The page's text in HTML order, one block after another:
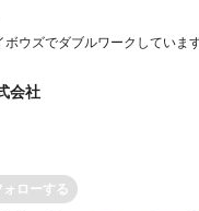
ウズでダブルワークしています
会社
ォローする